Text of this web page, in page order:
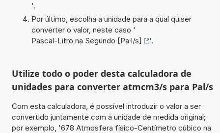
'.
Por último, escolha a unidade para a qual quiser
converter o valor, neste caso '
Pascal-Litro na Segundo [Pa·l/s]
'.
Utilize todo o poder desta calculadora de
unidades para converter atmcm3/s para Pal/s
Com esta calculadora, é possível introduzir o valor a ser
convertido juntamente com a unidade de medida original;
por exemplo, '678 Atmosfera físico-Centímetro cúbico na